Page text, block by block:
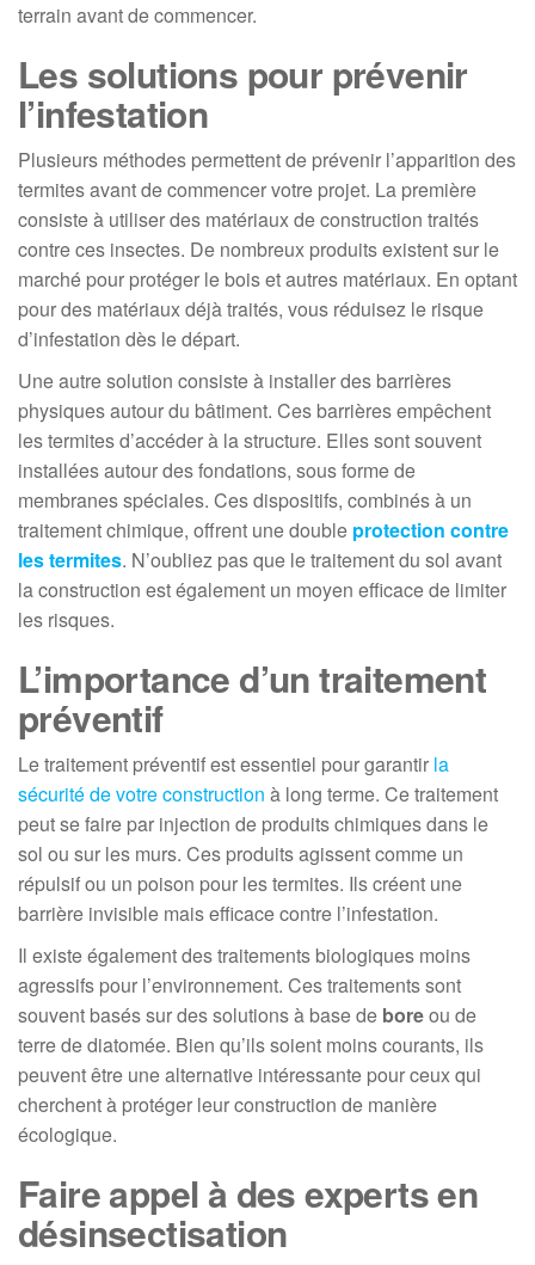
terrain avant de commencer.
Les solutions pour prévenir
l’infestation
Plusieurs méthodes permettent de prévenir l’apparition des
termites avant de commencer votre projet. La première
consiste à utiliser des matériaux de construction traités
contre ces insectes. De nombreux produits existent sur le
marché pour protéger le bois et autres matériaux. En optant
pour des matériaux déjà traités, vous réduisez le risque
d’infestation dès le départ.
Une autre solution consiste à installer des barrières
physiques autour du bâtiment. Ces barrières empêchent
les termites d’accéder à la structure. Elles sont souvent
installées autour des fondations, sous forme de
membranes spéciales. Ces dispositifs, combinés à un
traitement chimique, offrent une double protection contre
les termites. N’oubliez pas que le traitement du sol avant
la construction est également un moyen efficace de limiter
les risques.
L’importance d’un traitement
préventif
Le traitement préventif est essentiel pour garantir la
sécurité de votre construction à long terme. Ce traitement
peut se faire par injection de produits chimiques dans le
sol ou sur les murs. Ces produits agissent comme un
répulsif ou un poison pour les termites. Ils créent une
barrière invisible mais efficace contre l’infestation.
Il existe également des traitements biologiques moins
agressifs pour l’environnement. Ces traitements sont
souvent basés sur des solutions à base de boreou de
terre de diatomée. Bien qu’ils soient moins courants, ils
peuvent être une alternative intéressante pour ceux qui
cherchent à protéger leur construction de manière
écologique.
Faire appel à des experts en
désinsectisation